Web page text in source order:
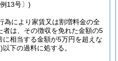
13号〕)
為により家賃又は割増料金の全
者は、その徴収を免れた金額の5
に相当する金額が5万円を超えな
以下の過料に処する。